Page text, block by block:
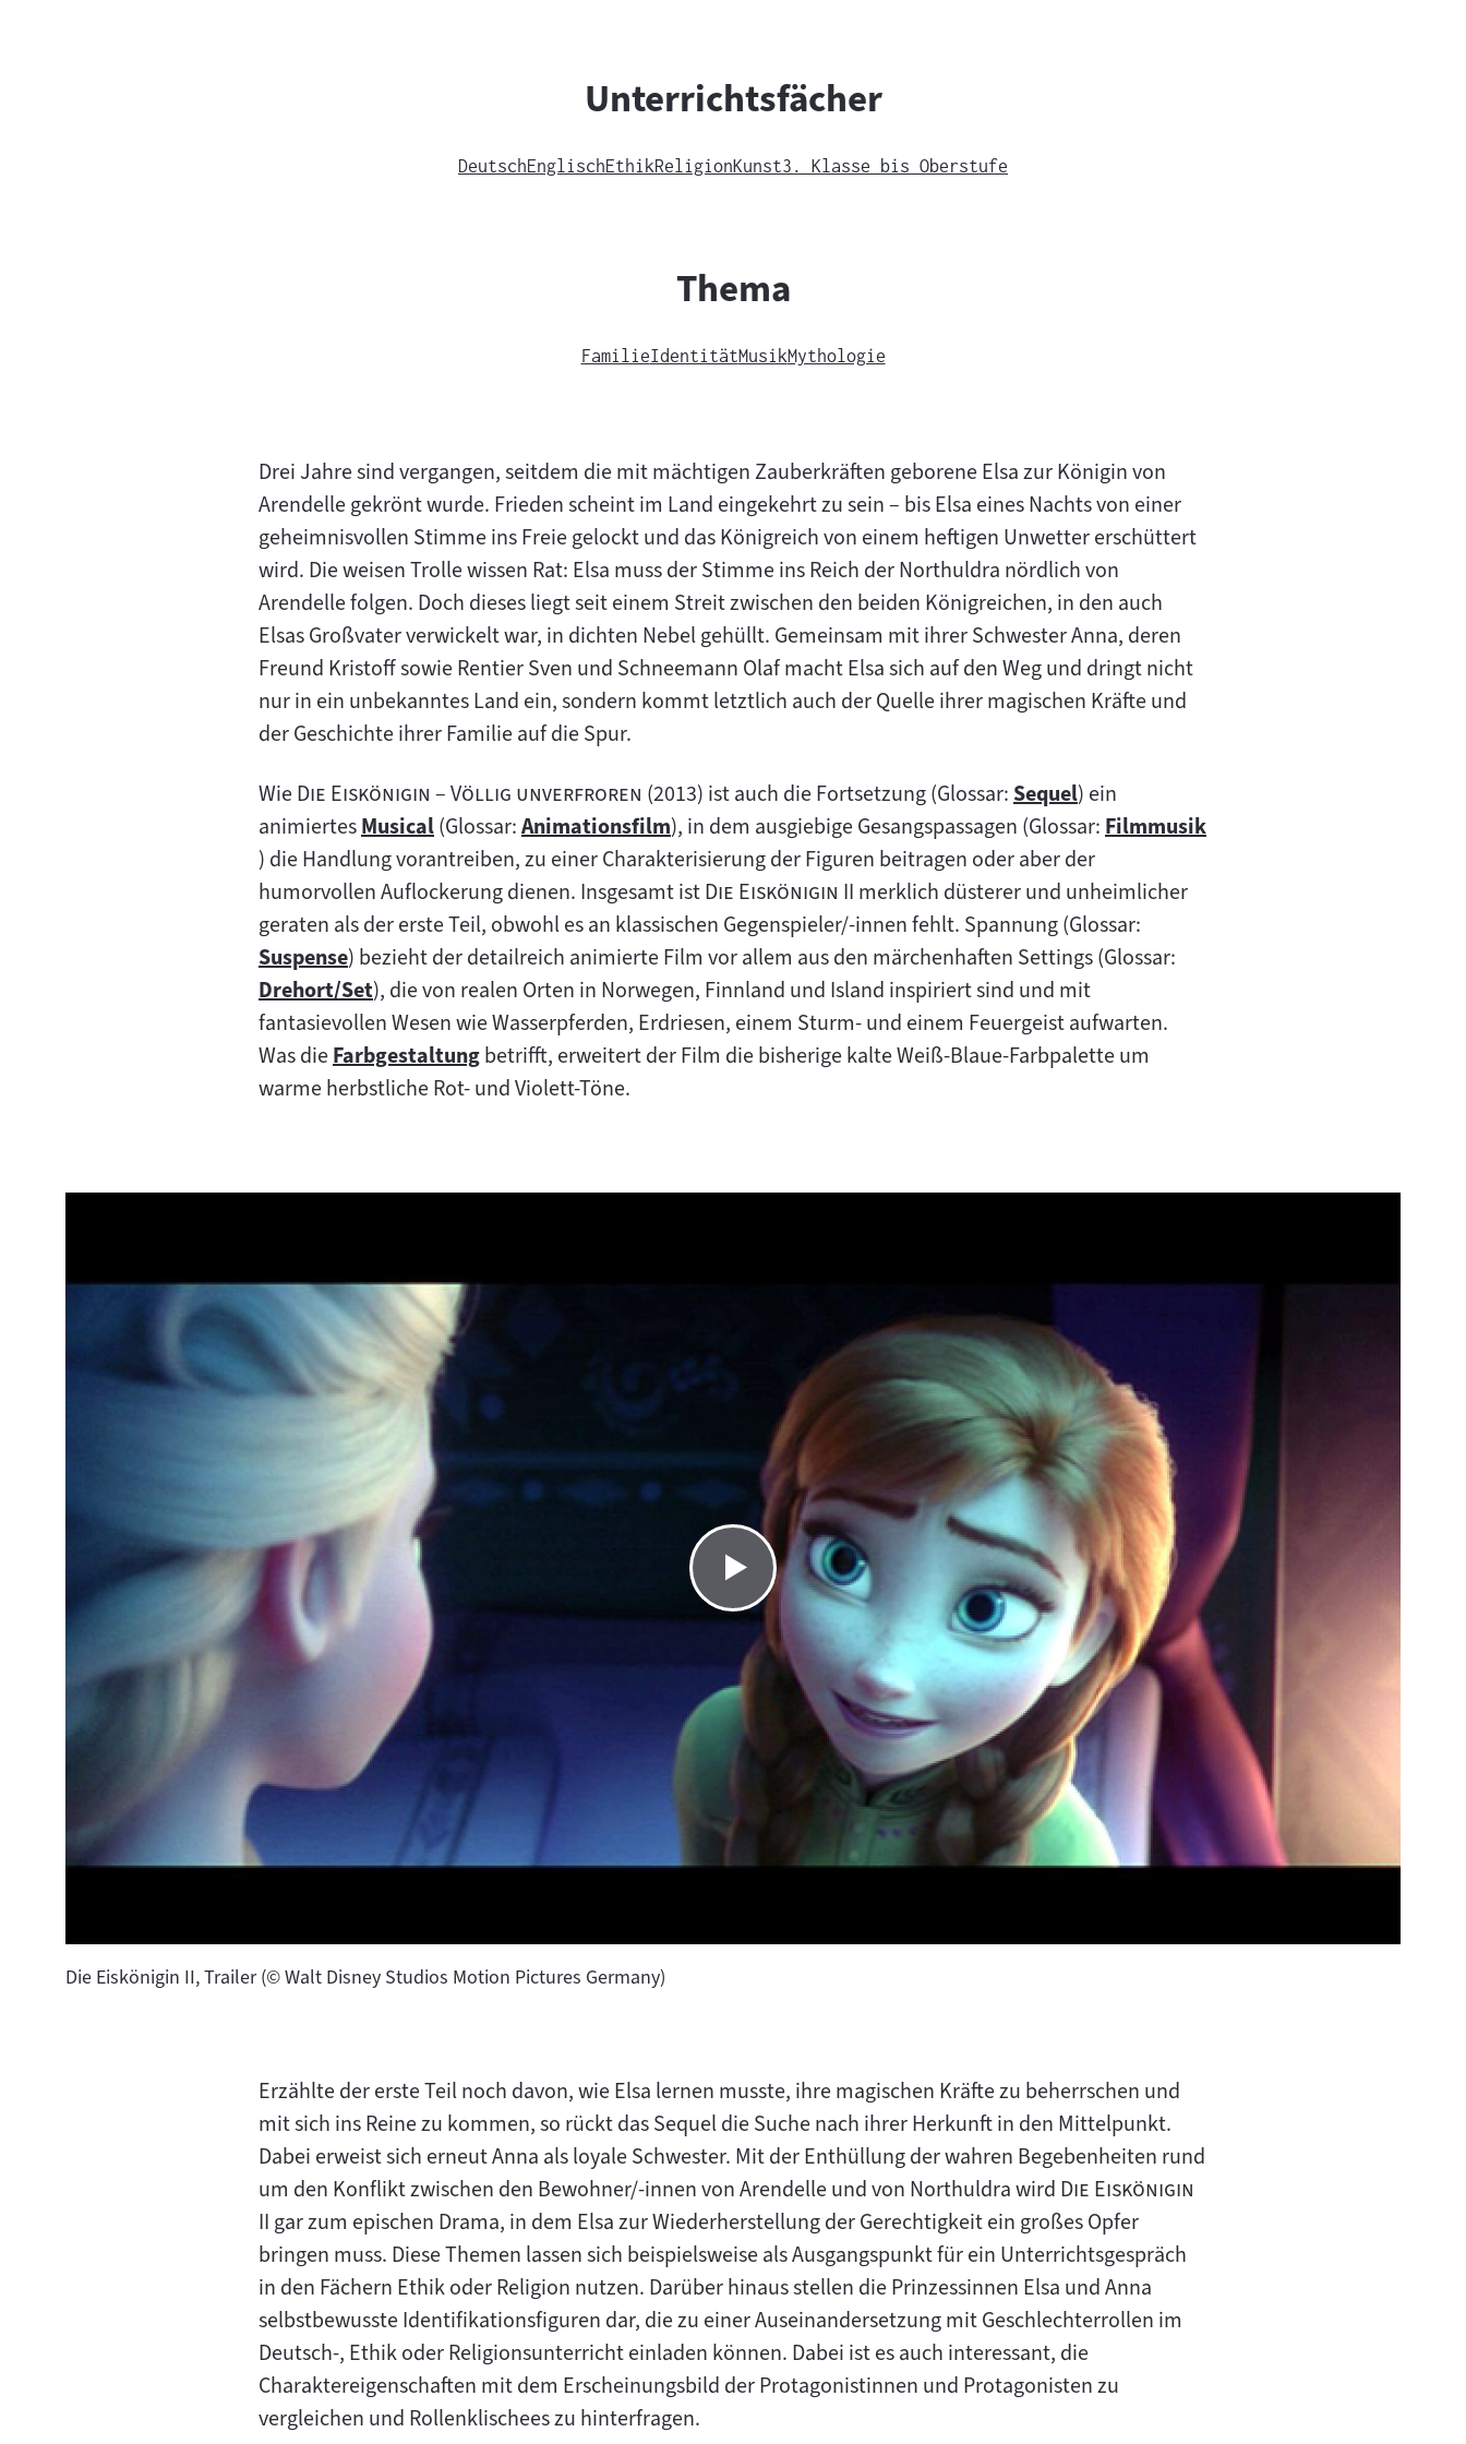
Unterrichtsfächer
DeutschEnglischEthikReligionKunst3. Klasse bis Oberstufe
Thema
FamilieIdentitätMusikMythologie
Drei Jahre sind vergangen, seitdem die mit mächtigen Zauberkräften geborene Elsa zur Königin von
Arendelle gekrönt wurde. Frieden scheint im Land eingekehrt zu sein – bis Elsa eines Nachts von einer
geheimnisvollen Stimme ins Freie gelockt und das Königreich von einem heftigen Unwetter erschüttert
wird. Die weisen Trolle wissen Rat: Elsa muss der Stimme ins Reich der Northuldra nördlich von
Arendelle folgen. Doch dieses liegt seit einem Streit zwischen den beiden Königreichen, in den auch
Elsas Großvater verwickelt war, in dichten Nebel gehüllt. Gemeinsam mit ihrer Schwester Anna, deren
Freund Kristoff sowie Rentier Sven und Schneemann Olaf macht Elsa sich auf den Weg und dringt nicht
nur in ein unbekanntes Land ein, sondern kommt letztlich auch der Quelle ihrer magischen Kräfte und
der Geschichte ihrer Familie auf die Spur.
Wie"
Die Eiskönigin – Völlig unverfroren "(2013) ist auch die Fortsetzung (Glossar:Zum
Inhalt:
Sequel) ein
animiertesZum
Inhalt:
Musical(Glossar:Zum
Inhalt:
Animationsfilm), in dem ausgiebige Gesangspassagen (Glossar:Zum
Filmmusik
) die Handlung vorantreiben, zu einer Charakterisierung der Figuren beitragen oder aber der
humorvollen Auflockerung dienen. Insgesamt ist"
Die Eiskönigin II "merklich düsterer und unheimlicher
geraten als der erste Teil, obwohl es an klassischen Gegenspieler/-innen fehlt. Spannung (Glossar:
Zum
Inhalt:
Suspense) bezieht der detailreich animierte Film vor allem aus den märchenhaften Settings (Glossar:
Zum
Inhalt:
Drehort/Set), die von realen Orten in Norwegen, Finnland und Island inspiriert sind und mit
fantasievollen Wesen wie Wasserpferden, Erdriesen, einem Sturm- und einem Feuergeist aufwarten.
Was dieZum
Inhalt:
Farbgestaltungbetrifft, erweitert der Film die bisherige kalte Weiß-Blaue-Farbpalette um
warme herbstliche Rot- und Violett-Töne.
Die Eiskönigin II, Trailer (© Walt Disney Studios Motion Pictures Germany)
Erzählte der erste Teil noch davon, wie Elsa lernen musste, ihre magischen Kräfte zu beherrschen und
mit sich ins Reine zu kommen, so rückt das Sequel die Suche nach ihrer Herkunft in den Mittelpunkt.
Dabei erweist sich erneut Anna als loyale Schwester. Mit der Enthüllung der wahren Begebenheiten rund
um den Konflikt zwischen den Bewohner/-innen von Arendelle und von Northuldra wird "
Die Eiskönigin
II "gar zum epischen Drama, in dem Elsa zur Wiederherstellung der Gerechtigkeit ein großes Opfer
bringen muss. Diese Themen lassen sich beispielsweise als Ausgangspunkt für ein Unterrichtsgespräch
in den Fächern Ethik oder Religion nutzen. Darüber hinaus stellen die Prinzessinnen Elsa und Anna
selbstbewusste Identifikationsfiguren dar, die zu einer Auseinandersetzung mit Geschlechterrollen im
Deutsch-, Ethik oder Religionsunterricht einladen können. Dabei ist es auch interessant, die
Charaktereigenschaften mit dem Erscheinungsbild der Protagonistinnen und Protagonisten zu
vergleichen und Rollenklischees zu hinterfragen.